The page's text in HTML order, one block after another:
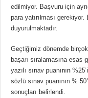
edilmiyor. Başvuru için
para yatırılması
duyurulmaktadır.
Geçtiğimiz dönemde
başarı sıralamasına esas
yazılı sınav puanının
sözlü sınav puanının %
sonuçları belirlendi.